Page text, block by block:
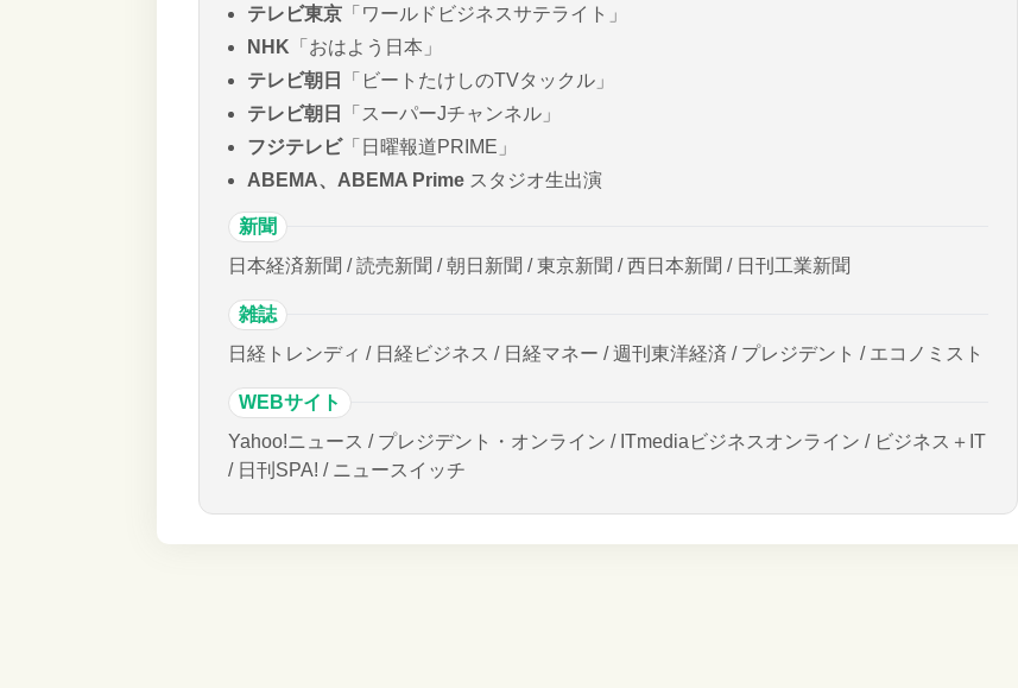
テレビ東京 「ワールドビジネスサテライト」
NHK 「おはよう日本」
テレビ朝日
「ビートたけしのTVタックル」
テレビ朝日
「スーパーJチャンネル」
フジテレビ「日曜報道PRIME」
ABEMA、ABEMA Prime スタジオ生出演
新聞
日本経済新聞 / 読売新聞 / 朝日新聞 / 東京新聞 / 西日本新聞 / 日刊工業新聞
雑誌
日経トレンディ / 日経ビジネス / 日経マネー / 週刊東洋経済 / プレジデント / エコノミスト
WEBサイト
Yahoo!ニュース / プレジデント・オンライン / ITmediaビジネスオンライン / ビジネス＋IT
/ 日刊SPA! / ニュースイッチ